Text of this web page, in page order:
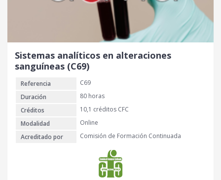
Sistemas analíticos en alteraciones
sanguíneas (C69)
Referencia
C69
Duración
80 horas
Créditos
10,1 créditos CFC
Modalidad
Online
Acreditado por
Comisión de Formación Continuada